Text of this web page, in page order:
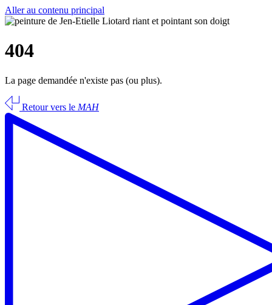
Aller au contenu principal
404
La page demandée n'existe pas (ou plus).
Retour vers le MAH